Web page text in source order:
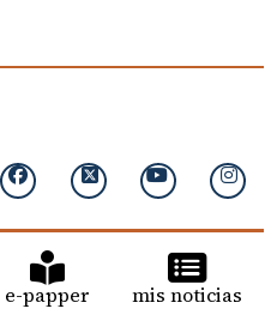
e-papper mis noticias